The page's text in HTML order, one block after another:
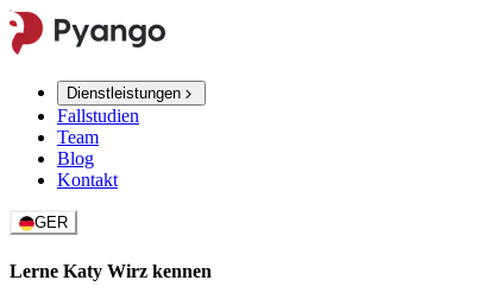
Dienstleistungen
Fallstudien
Team
Blog
Kontakt
GER
Lerne Katy Wirz kennen